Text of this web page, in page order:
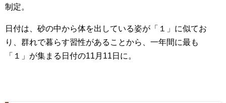
制定。
日付は、砂の中から体を出している姿が「１」に似てお
り、群れで暮らす習性があることから、一年間に最も
「１」が集まる日付の11月11日に。